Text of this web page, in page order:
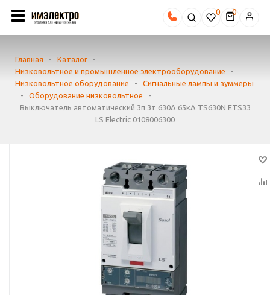
0
Главная - Каталог
-
Низковольтное и промышленное электрооборудование
-
Низковольтное оборудование
-
Сигнальные лампы и зуммеры
-
Оборудование низковольтное
-
Выключатель автоматический 3п 3т 630А 65кА TS630N ETS33
LS Electric 0108006300